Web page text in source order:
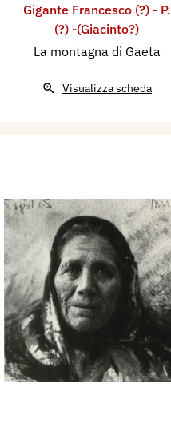
Gigante Francesco (?) - P.
(?) -(Giacinto?)
La montagna di Gaeta
Visualizza scheda